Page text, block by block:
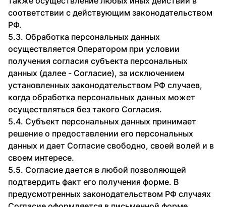
соответствии с действующим законодательством
РФ.
5.3. Обработка персональных данных
осуществляется Оператором при условии
получения согласия субъекта персональных
данных (далее - Согласие), за исключением
установленных законодательством РФ случаев,
когда обработка персональных данных может
осуществляться без такого Согласия.
5.4. Субъект персональных данных принимает
решение о предоставлении его персональных
данных и дает Согласие свободно, своей волей и в
своем интересе.
5.5. Согласие дается в любой позволяющей
подтвердить факт его получения форме. В
предусмотренных законодательством РФ случаях